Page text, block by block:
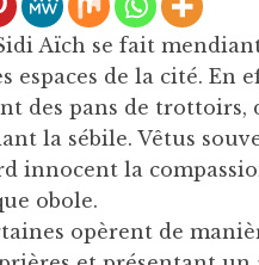
Aïch se fait
espaces de la cité. En
des pans de trottoirs,
la sébile. Vêtus
innocent la
obole.
opèrent de